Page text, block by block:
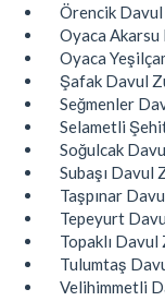
Örencik
Oyaca
Oyaca
Şafak Davul
Seğmenler
Selametli
Soğulcak
Subaşı Davul
Taşpınar
Tepeyurt
Topaklı
Tulumtaş
Velihimmetli